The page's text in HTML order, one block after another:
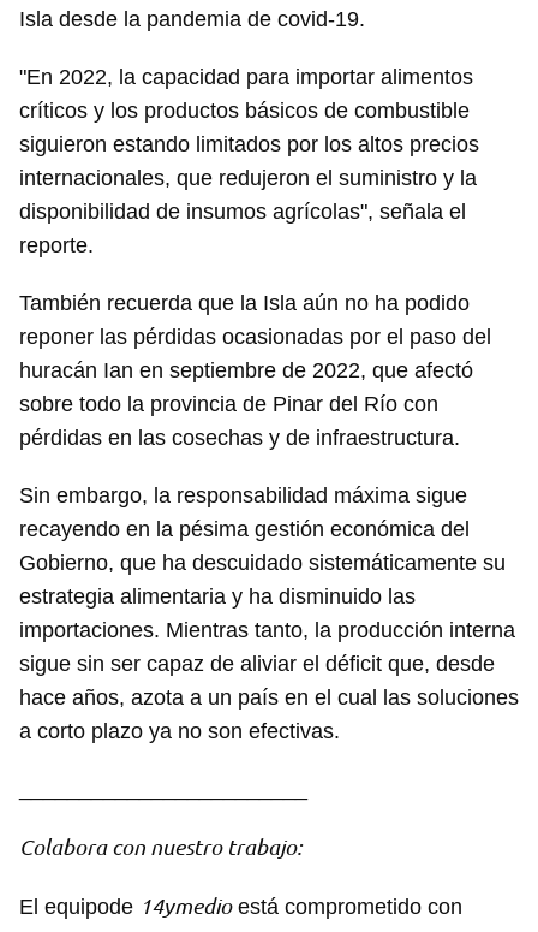
Guardar como favorito
iniciar sesión con tu cuenta de 14ymedio.
Isla desde la pandemia de covid-19.
"En 2022, la capacidad para importar alimentos
críticos y los productos básicos de combustible
siguieron estando limitados por los altos precios
internacionales, que redujeron el suministro y la
disponibilidad de insumos agrícolas", señala el
reporte.
También recuerda que la Isla aún no ha podido
reponer las pérdidas ocasionadas por el paso del
huracán Ian en septiembre de 2022, que afectó
sobre todo la provincia de Pinar del Río con
pérdidas en las cosechas y de infraestructura.
Sin embargo, la responsabilidad máxima sigue
recayendo en la pésima gestión económica del
Gobierno, que ha descuidado sistemáticamente su
estrategia alimentaria y ha disminuido las
importaciones. Mientras tanto, la producción interna
sigue sin ser capaz de aliviar el déficit que, desde
hace años, azota a un país en el cual las soluciones
a corto plazo ya no son efectivas.
Colabora con nuestro trabajo:
El equipode 14ymedioestá comprometido con